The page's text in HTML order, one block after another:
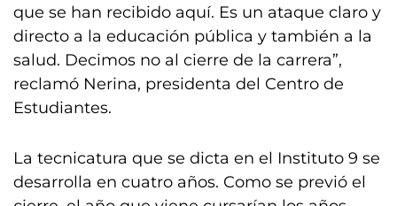
que se han recibido aquí. Es un ataque claro y
directo a la educación pública y también a la
salud. Decimos no al cierre de la carrera”,
reclamó Nerina, presidenta del Centro de
Estudiantes.
La tecnicatura que se dicta en el Instituto 9 se
desarrolla en cuatro años. Como se previó el